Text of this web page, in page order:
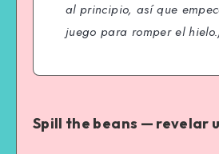
al principio, así que
juego para romper el
Spill the beans — revelar